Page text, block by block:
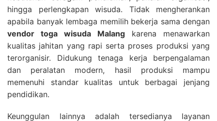
hingga perlengkapan wisuda. Tidak mengherankan
apabila banyak lembaga memilih bekerja sama dengan
vendor toga wisuda Malang karena menawarkan
kualitas jahitan yang rapi serta proses produksi yang
terorganisir. Didukung tenaga kerja berpengalaman
dan peralatan modern, hasil produksi mampu
memenuhi standar kualitas untuk berbagai jenjang
pendidikan.
Keunggulan lainnya adalah tersedianya layanan